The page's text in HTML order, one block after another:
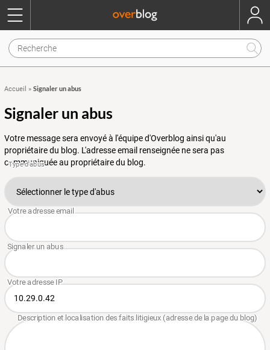
Accueil » Signaler un abus
Signaler un abus
Votre message sera envoyé à l'équipe d'Overblog ainsi qu'au
propriétaire du blog. L'adresse email renseignée ne sera pas
communiquée au propriétaire du blog.